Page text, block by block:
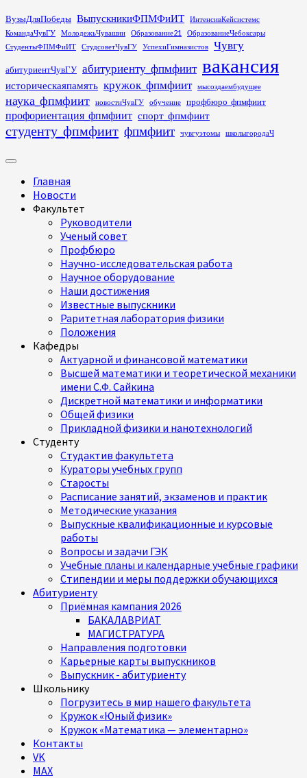
Перейти
к
содержимому
ВузыДляПобеды ВыпускникиФПМФиИТ
ИнтенсивКейсистемс
КомандаЧувГУ
МолодежьЧувашии Образование21
ОбразованиеЧебоксары
СтудентыФПМФиИТ
СтудсоветЧувГУ УспехиГимназистов Чувгу
абитуриентЧувГУ абитуриенту_фпмфиит вакансия
историческаяпамять кружок_фпмфиит мысоздаембудущее
наука_фпмфиит новостиЧувГУ обучение профбюро_фпмфиит
профориентация_фпмфиит спорт_фпмфиит
студенту_фпмфиит фпмфиит чувгуэтомы школыгородаЧ
Основное
Главная
Новости
Факультет
Руководители
Ученый совет
Профбюро
Научно-исследовательская работа
Научное оборудование
Наши достижения
Известные выпускники
Раритетная лаборатория физики
Положения
Кафедры
Актуарной и финансовой математики
Высшей математики и теоретической механики
имени С.Ф. Сайкина
Дискретной математики и информатики
Общей физики
Прикладной физики и нанотехнологий
Студенту
Студактив факультета
Кураторы учебных групп
Старосты
Расписание занятий, экзаменов и практик
Методические указания
Выпускные квалификационные и курсовые
работы
Вопросы и задачи ГЭК
Учебные планы и календарные учебные графики
Стипендии и меры поддержки обучающихся
Абитуриенту
Приёмная кампания 2026
БАКАЛАВРИАТ
МАГИСТРАТУРА
Направления подготовки
Карьерные карты выпускников
Выпускник - абитуриенту
Школьнику
Погрузитесь в мир нашего факультета
Кружок «Юный физик»
Кружок «Математика — элементарно»
Контакты
VK
MAX